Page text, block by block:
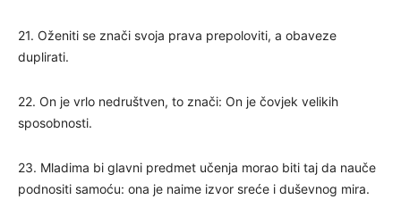
21. Oženiti se znači svoja prava prepoloviti, a obaveze
duplirati.
22. On je vrlo nedruštven, to znači: On je čovjek velikih
sposobnosti.
23. Mladima bi glavni predmet učenja morao biti taj da nauče
podnositi samoću: ona je naime izvor sreće i duševnog mira.